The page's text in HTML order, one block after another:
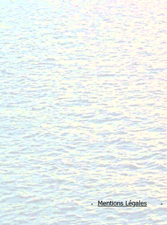
Mentions Légales​​